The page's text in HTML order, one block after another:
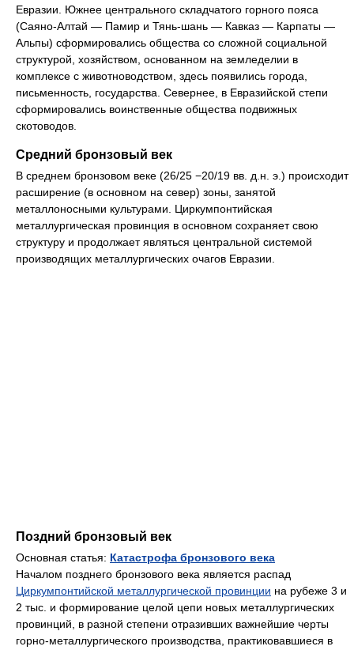
Евразии. Южнее центрального складчатого горного пояса
(Саяно-Алтай — Памир и Тянь-шань — Кавказ — Карпаты —
Альпы) сформировались общества со сложной социальной
структурой, хозяйством, основанном на земледелии в
комплексе с животноводством, здесь появились города,
письменность, государства. Севернее, в Евразийской степи
сформировались воинственные общества подвижных
скотоводов.
Средний бронзовый век
В среднем бронзовом веке (26/25 −20/19 вв. д.н. э.) происходит
расширение (в основном на север) зоны, занятой
металлоносными культурами. Циркумпонтийская
металлургическая провинция в основном сохраняет свою
структуру и продолжает являться центральной системой
производящих металлургических очагов Евразии.
Поздний бронзовый век
Основная статья: Катастрофа бронзового века
Началом позднего бронзового века является распад
Циркумпонтийской металлургической провинции на рубеже 3 и
2 тыс. и формирование целой цепи новых металлургических
провинций, в разной степени отразивших важнейшие черты
горно-металлургического производства, практиковавшиеся в